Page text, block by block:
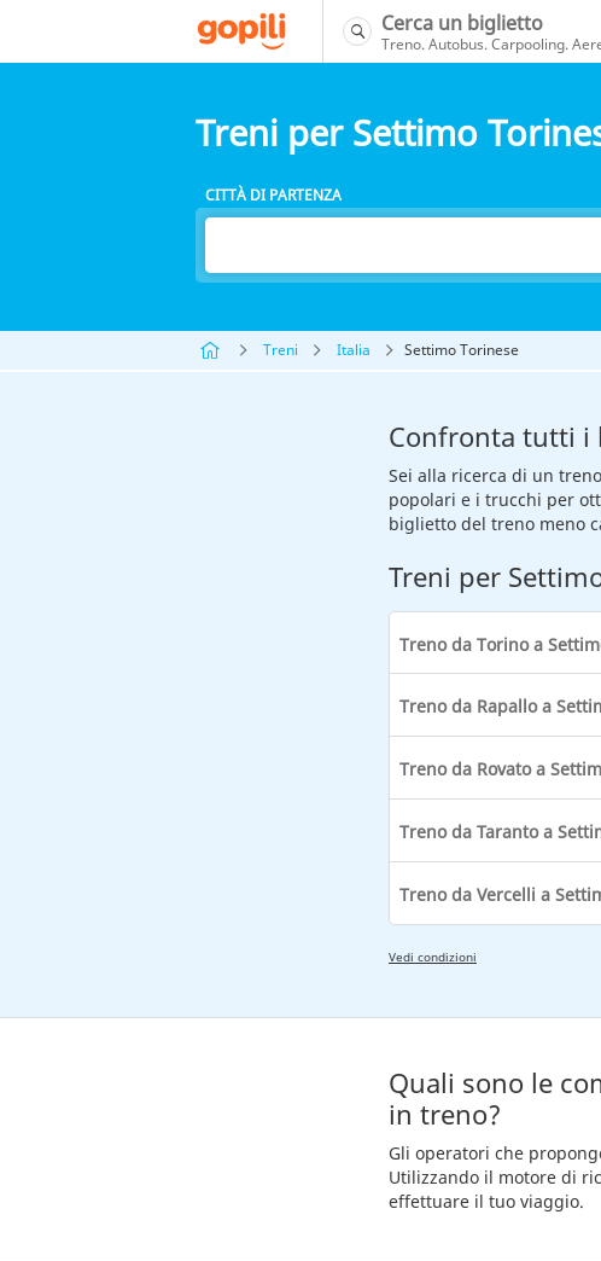
Cerca un biglietto
Treno. Autobus. Carpooling.
Treni per Settimo
CITTÀ DI PARTENZA
Treni Italia Settimo Torinese
Confronta tutti i
Sei alla ricerca di un
popolari e i trucchi per
biglietto del treno meno
Treni per
Vedi condizioni
Quali sono le
in treno?
Gli operatori che
Utilizzando il motore di
effettuare il tuo viaggio.